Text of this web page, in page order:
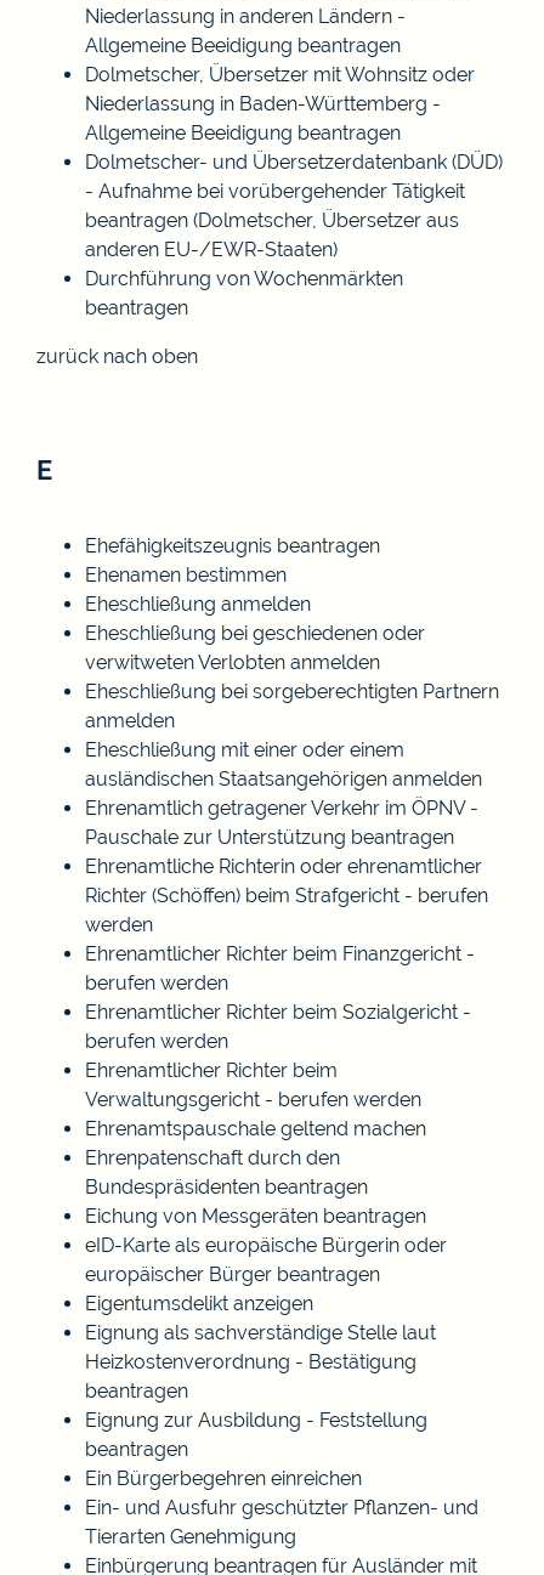
Niederlassung in anderen Ländern -
Allgemeine Beeidigung beantragen
Dolmetscher, Übersetzer mit Wohnsitz oder
Niederlassung in Baden-Württemberg -
Allgemeine Beeidigung beantragen
Dolmetscher- und Übersetzerdatenbank (DÜD)
- Aufnahme bei vorübergehender Tätigkeit
beantragen (Dolmetscher, Übersetzer aus
anderen EU-/EWR-Staaten)
Durchführung von Wochenmärkten
beantragen
zurück nach oben
E
Ehefähigkeitszeugnis beantragen
Ehenamen bestimmen
Eheschließung anmelden
Eheschließung bei geschiedenen oder
verwitweten Verlobten anmelden
Eheschließung bei sorgeberechtigten Partnern
anmelden
Eheschließung mit einer oder einem
ausländischen Staatsangehörigen anmelden
Ehrenamtlich getragener Verkehr im ÖPNV -
Pauschale zur Unterstützung beantragen
Ehrenamtliche Richterin oder ehrenamtlicher
Richter (Schöffen) beim Strafgericht - berufen
werden
Ehrenamtlicher Richter beim Finanzgericht -
berufen werden
Ehrenamtlicher Richter beim Sozialgericht -
berufen werden
Ehrenamtlicher Richter beim
Verwaltungsgericht - berufen werden
Ehrenamtspauschale geltend machen
Ehrenpatenschaft durch den
Bundespräsidenten beantragen
Eichung von Messgeräten beantragen
eID-Karte als europäische Bürgerin oder
europäischer Bürger beantragen
Eigentumsdelikt anzeigen
Eignung als sachverständige Stelle laut
Heizkostenverordnung - Bestätigung
beantragen
Eignung zur Ausbildung - Feststellung
beantragen
Ein Bürgerbegehren einreichen
Ein- und Ausfuhr geschützter Pflanzen- und
Tierarten Genehmigung
Einbürgerung beantragen für Ausländer mit